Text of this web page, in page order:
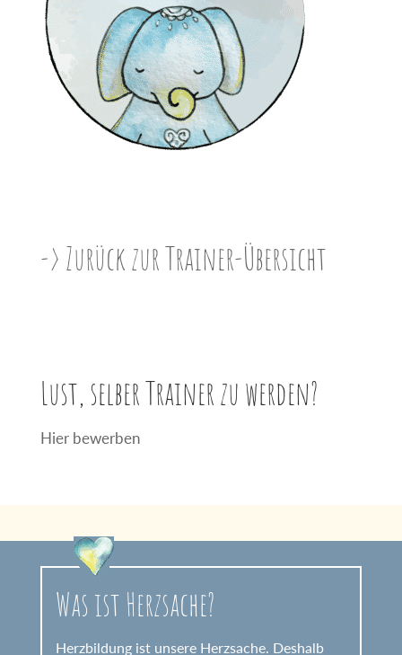
-> Zurück zur Trainer-Übersicht
Lust, selber Trainer zu werden?
Hier bewerben
Was ist Herzsache?
Herzbildung ist unsere Herzsache. Deshalb